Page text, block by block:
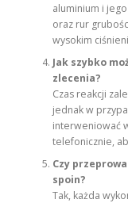
aluminium i
oraz rur
wysokim
Jak szybko
zlecenia?
Czas reakcji
jednak w
interweniować
telefonicznie,
Czy
spoin?
Tak, każda